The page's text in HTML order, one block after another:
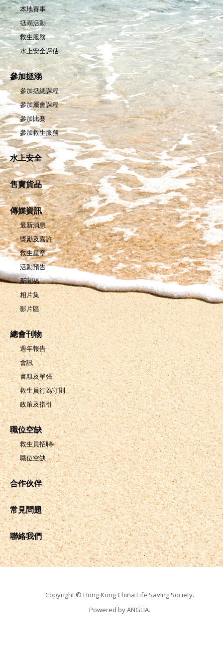
本地賽事
拯溺活動
救生服務
水上安全評估
參加拯溺
參加拯總課程
參加屬會課程
參加比賽
參加救生服務
水上安全
售賣貨品
傳媒資訊
最新消息
獎勵及嘉許
救生星章
活動預告
新聞稿
相片集
影片區
總會刊物
週年報告
會訊
書籍及單張
救生員行為守則
政策及指引
職位空缺
救生員招聘
職位空缺
合作伙伴
常見問題
聯絡我們
Copyright © Hong Kong China Life Saving Society.
Powered byANGLIA.